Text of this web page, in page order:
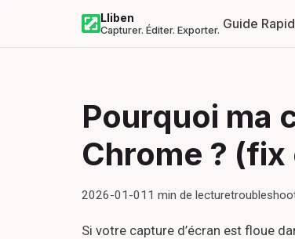
Lliben
Capturer. Éditer. Exporter. Guide
Pourquoi ma
Chrome ?
2026-01-01 1 min de lecture
Si votre capture d’écran est floue